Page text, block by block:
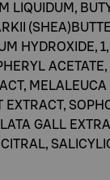
LIQUIDUM,
HYDROXIDE,
EXTRACT,
GALL